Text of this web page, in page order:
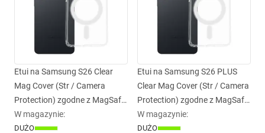
Etui na Samsung S26 Clear
Mag Cover (Str / Camera
Protection) zgodne z MagSafe
transparentne
W magazynie:
DUŻO
Etui na Samsung S26 PLUS
Clear Mag Cover (Str / Camera
Protection) zgodne z MagSafe
transparentne
W magazynie:
DUŻO